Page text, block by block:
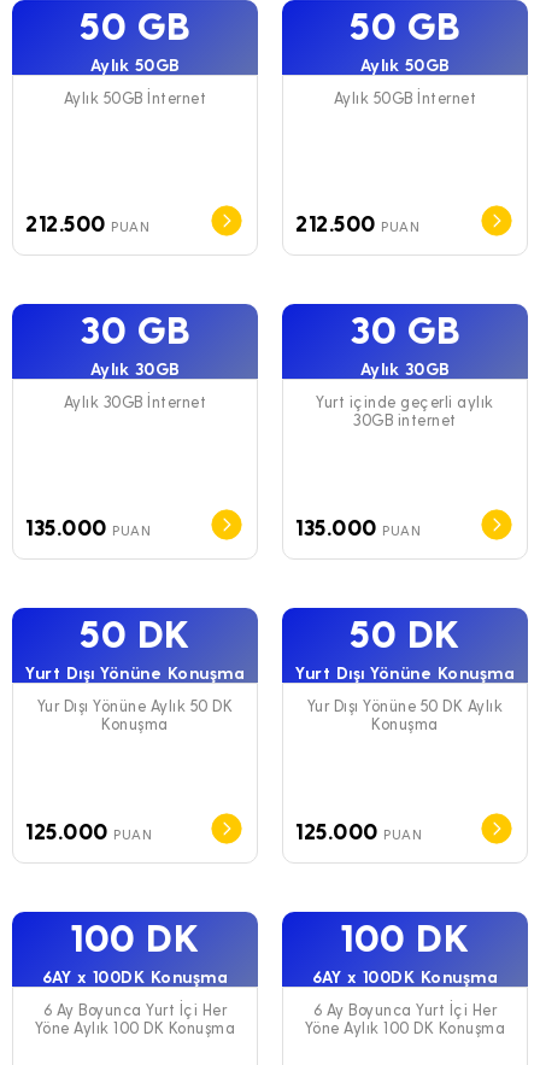
50 GB
Aylık 50GB
Aylık 50GB İnternet
212.500 PUAN
50 GB
Aylık 50GB
Aylık 50GB İnternet
212.500 PUAN
30 GB
Aylık 30GB
Aylık 30GB İnternet
135.000 PUAN
30 GB
Aylık 30GB
Yurt içinde geçerli aylık
30GB internet
135.000 PUAN
50 DK
Yurt Dışı Yönüne Konuşma
Yur Dışı Yönüne Aylık 50 DK
Konuşma
125.000 PUAN
50 DK
Yurt Dışı Yönüne Konuşma
Yur Dışı Yönüne 50 DK Aylık
Konuşma
125.000 PUAN
100 DK
6AY x 100DK Konuşma
6 Ay Boyunca Yurt İçi Her
Yöne Aylık 100 DK Konuşma
100 DK
6AY x 100DK Konuşma
6 Ay Boyunca Yurt İçi Her
Yöne Aylık 100 DK Konuşma